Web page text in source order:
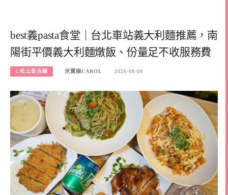
best義pasta食堂｜台北車站義大利麵推薦，南
陽街平價義大利麵燉飯、份量足不收服務費
G松山新店線 米寶麻CAROL 2026-08-08